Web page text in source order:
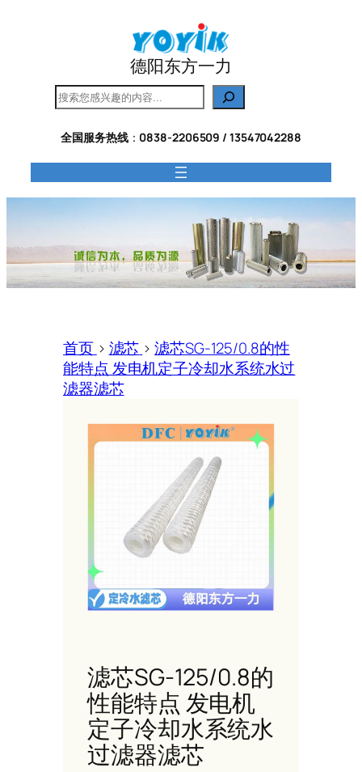
德阳东方一力
搜
索
全国服务热线： 0838-2206509 / 13547042288
首页 > 滤芯 >滤芯SG-125/0.8的性
能特点 发电机定子冷却水系统水过
滤器滤芯
滤芯SG-125/0.8的
性能特点 发电机
定子冷却水系统水
过滤器滤芯